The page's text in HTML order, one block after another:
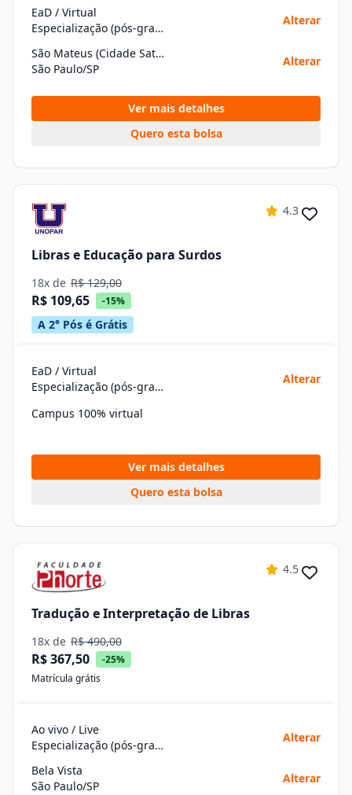
EaD / Virtual
Especialização (pós-graduação)
Alterar
São Mateus (Cidade Satélite Santa Bárbara) (Braz Cubas)
São Paulo/SP
Alterar
Ver mais detalhes
Quero esta bolsa
4.3
Libras e Educação para Surdos
18x de R$ 129,00
R$ 109,65 -15%
A 2° Pós é Grátis
EaD / Virtual
Especialização (pós-graduação)
Alterar
Campus 100% virtual
Ver mais detalhes
Quero esta bolsa
4.5
Tradução e Interpretação de Libras
18x de R$ 490,00
R$ 367,50
-25%
Matrícula grátis
Ao vivo / Live
Especialização (pós-graduação)
Alterar
Bela Vista
São Paulo/SP
Alterar